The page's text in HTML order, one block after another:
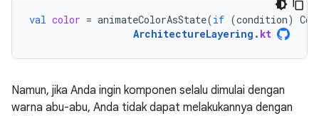
val color = animateColorAsState(if (condition)
ArchitectureLayering . kt
Namun, jika Anda ingin komponen selalu dimulai dengan
warna abu-abu, Anda tidak dapat melakukannya dengan